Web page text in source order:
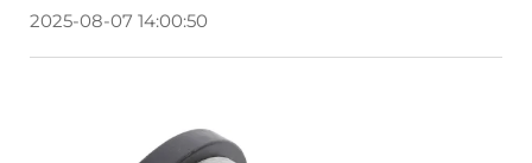
2025-08-07 14:00:50